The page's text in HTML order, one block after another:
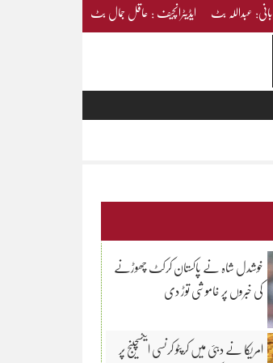
بانی: عبداللہ بٹ ایڈیٹرانچیف : عاقل جمال بٹ
خوشدل شاہ نے پاکستان کرکٹ چھوڑنے
کی خبروں پر خاموشی توڑ دی
امریکا نے دبئی میں کرپٹو کرنسی ایکسچینج پر